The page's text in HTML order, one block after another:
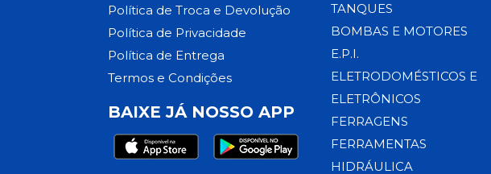
Política de Troca e Devolução
Política de Privacidade
Política de Entrega
Termos e Condições
BAIXE JÁ NOSSO APP
TANQUES
BOMBAS E MOTORES
E.P.I.
ELETRODOMÉSTICOS E
ELETRÔNICOS
FERRAGENS
FERRAMENTAS
HIDRÁULICA